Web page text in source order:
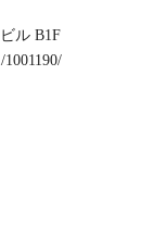
ル B1F